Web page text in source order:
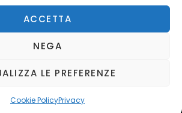
ACCETTA
NEGA
LE PREFERENZE
Cookie PolicyPrivacy
Ilblogger.it. All Rights Reserved.
Mag byCatch Themes